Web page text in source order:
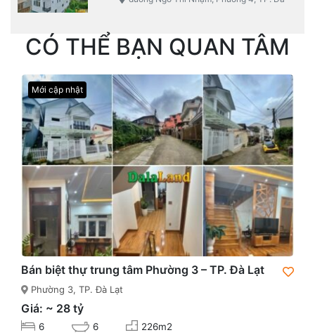
CÓ THỂ BẠN QUAN TÂM
Mới cập nhật
Bán biệt thự trung tâm Phường 3 – TP. Đà Lạt
Phường 3, TP. Đà Lạt
Giá: ~ 28 tỷ
6 6 226m2